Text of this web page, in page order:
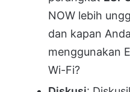
NOW lebih
dan kapan
menggunakan
Wi-Fi?